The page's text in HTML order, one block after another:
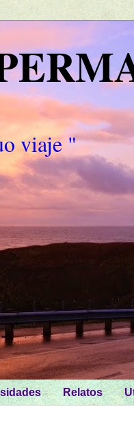
viaje "
Relatos